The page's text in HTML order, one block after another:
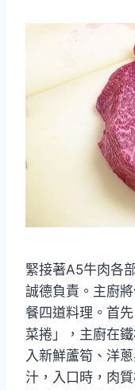
緊接著A5牛肉各
誠德負責。主廚
餐四道料理。首
菜捲」，主廚在
入新鮮蘆筍、洋
汁，入口時，肉